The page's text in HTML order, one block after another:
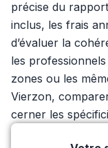
précise du
inclus, les frais
d’évaluer la
les
zones ou les
Vierzon,
cerner les